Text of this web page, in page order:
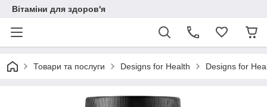
Вітаміни для здоров'я
Товари та послуги Designs for Health Designs for